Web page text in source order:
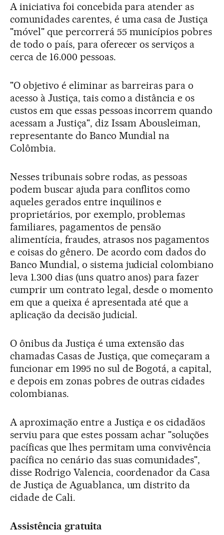
A iniciativa foi concebida para atender as
comunidades carentes, é uma casa de Justiça
"móvel" que percorrerá 55 municípios pobres
de todo o país, para oferecer os serviços a
cerca de 16.000 pessoas.
"O objetivo é eliminar as barreiras para o
acesso à Justiça, tais como a distância e os
custos em que essas pessoas incorrem quando
acessam a Justiça", diz Issam Abousleiman,
representante do Banco Mundial na
Colômbia.
Nesses tribunais sobre rodas, as pessoas
podem buscar ajuda para conflitos como
aqueles gerados entre inquilinos e
proprietários, por exemplo, problemas
familiares, pagamentos de pensão
alimentícia, fraudes, atrasos nos pagamentos
e coisas do gênero. De acordo com dados do
Banco Mundial, o sistema judicial colombiano
leva 1.300 dias (uns quatro anos) para fazer
cumprir um contrato legal, desde o momento
em que a queixa é apresentada até que a
aplicação da decisão judicial.
O ônibus da Justiça é uma extensão das
chamadas Casas de Justiça, que começaram a
funcionar em 1995 no sul de Bogotá, a capital,
e depois em zonas pobres de outras cidades
colombianas.
A aproximação entre a Justiça e os cidadãos
serviu para que estes possam achar "soluções
pacíficas que lhes permitam uma convivência
pacífica no cenário das suas comunidades",
disse Rodrigo Valencia, coordenador da Casa
de Justiça de Aguablanca, um distrito da
cidade de Cali.
Assistência gratuita